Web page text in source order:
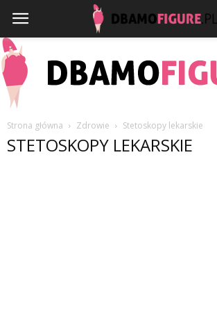
Dbamofigure.pl
Strona główna Zdrowie Stetoskopy lekarskie
STETOSKOPY LEKARSKIE